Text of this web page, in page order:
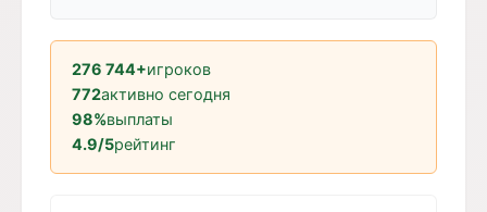
276 744+игроков
772активно сегодня
98%выплаты
4.9/5рейтинг